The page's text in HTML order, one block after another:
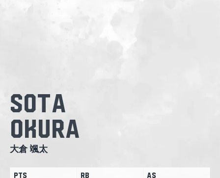
Sota
Okura
大倉 颯太
PTS RB AS